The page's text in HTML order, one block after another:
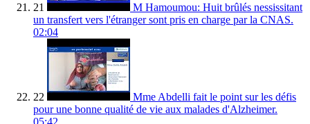
21
M Hamoumou: Huit brûlés nessissitant
un transfert vers l'étranger sont pris en charge par la CNAS.
02:04
22
Mme Abdelli fait le point sur les défis
pour une bonne qualité de vie aux malades d'Alzheimer.
05:42